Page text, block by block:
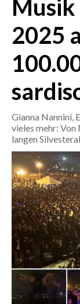
CRONACA
ITALIA
MONDO
POLITICA
ECONOMIA
SERVIZI ALLE
LAVORO
BANDI
SPORT IN
SPORT
RISULTATI E
CALCIO
CALCIO
Musik
2025
Gianna Nannini,
vieles mehr: Von
langen